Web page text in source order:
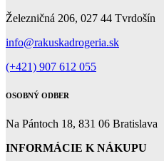
Železničná 206, 027 44 Tvrdošín
info@rakuskadrogeria.sk
(+421) 907 612 055
OSOBNÝ ODBER
Na Pántoch 18, 831 06 Bratislava
INFORMÁCIE K NÁKUPU